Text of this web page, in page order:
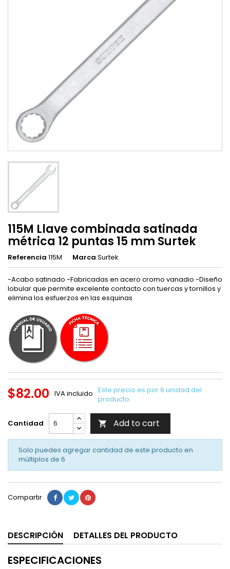
115M Llave combinada satinada
métrica 12 puntas 15 mm Surtek
Referencia 115M Marca Surtek
-Acabo satinado -Fabricadas en acero cromo vanadio -Diseño
lobular que permite excelente contacto con tuercas y tornillos y
elimina los esfuerzos en las esquinas
$82.00 IVA incluido Este precio es por 6 unidad del
producto.
Cantidad  Add to cart
Solo puedes agregar cantidad de este producto en
múltiplos de 6
Compartir
DESCRIPCIÓN DETALLES DEL PRODUCTO
ESPECIFICACIONES